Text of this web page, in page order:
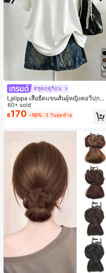
9
#ชุดฤดูร้อน
Lalippa เสื้อยืดแขนสั้นผู้หญิงคอวีปกคอ
เสื้อไหล่ตก สายถัก งานคราฟต์แฟชั่นมิ
นิมอล ของขวัญสำหรับเพื่อน
60+ sold
฿170 -10% 3 วันสุดท้าย